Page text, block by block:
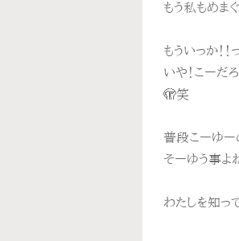
もう私もめま
もういっか！
いや！こーだ
🫣笑
普段こーゆ
そーゆう事よね
わたしを知っ